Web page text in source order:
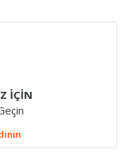
İÇİN